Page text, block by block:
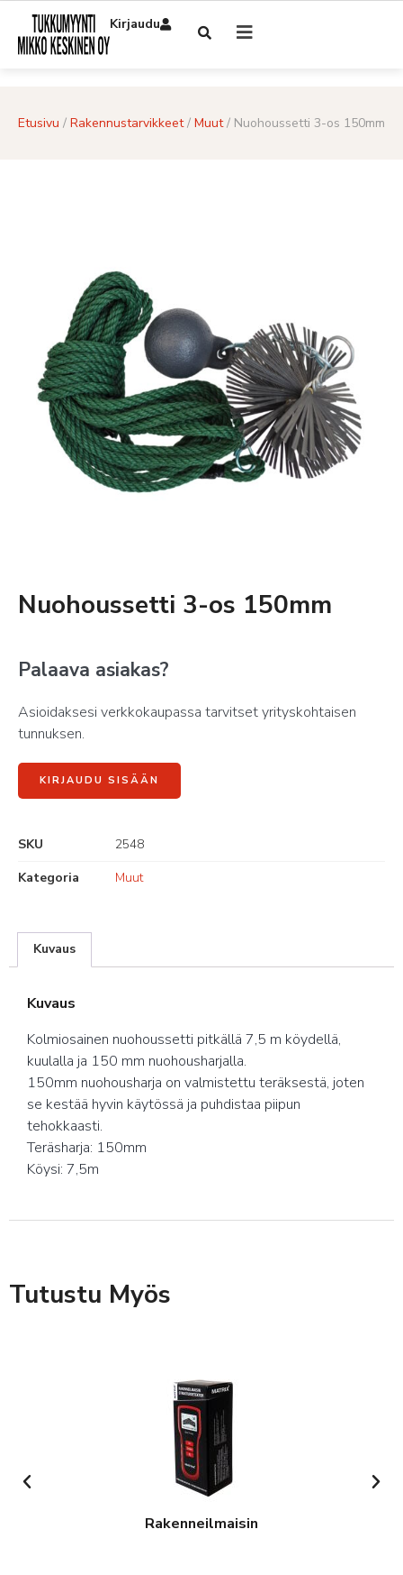
Kirjaudu
Etusivu / Rakennustarvikkeet/ Muut/ Nuohoussetti 3-os 150mm
Nuohoussetti 3-os 150mm
Palaava asiakas?
Asioidaksesi verkkokaupassa tarvitset yrityskohtaisen
tunnuksen.
KIRJAUDU SISÄÄN
SKU
2548
Kategoria
Muut
Kuvaus
Kuvaus
Kolmiosainen nuohoussetti pitkällä 7,5 m köydellä,
kuulalla ja 150 mm nuohousharjalla.
150mm nuohousharja on valmistettu teräksestä, joten
se kestää hyvin käytössä ja puhdistaa piipun
tehokkaasti.
Teräsharja: 150mm
Köysi: 7,5m
Tutustu Myös
Rakenneilmaisin